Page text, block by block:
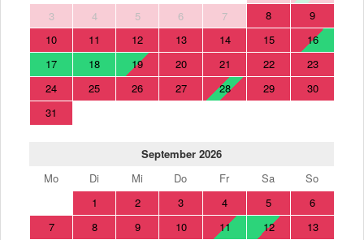
3
4 5 6 7 8
9
10
11 12 13 14 15
16
17
18 19 20 21 22
23
24
25 26 27 28 29
30
31
September 2026
Mo
Di Mi Do Fr Sa
So
1
2 3 4 5
6
7
8 9 10 11 12
13